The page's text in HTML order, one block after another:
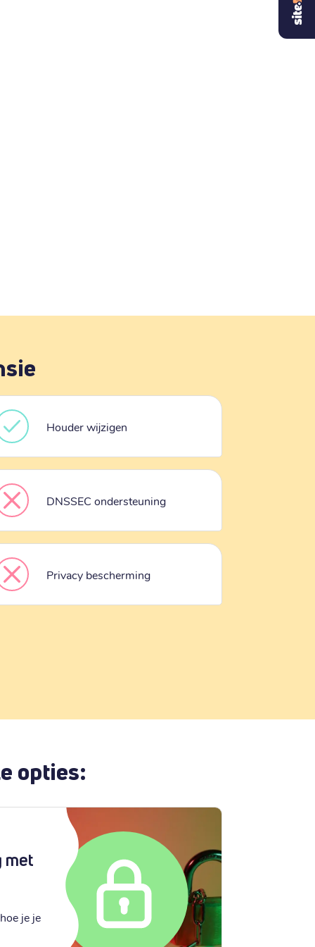
Houder wijzigen
DNSSEC ondersteuning
Privacy bescherming
opties:
met
je je